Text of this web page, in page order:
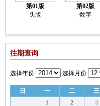
第01版
头版
第02版
数字
往期查询
选择年份 选择月份
日 一 二 三
1 2 3